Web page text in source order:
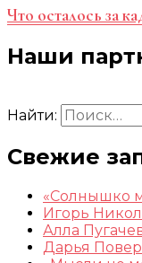
Что осталось за
Наши
Найти:
Свежие
«Солнышко
Игорь
Алла
Дарья